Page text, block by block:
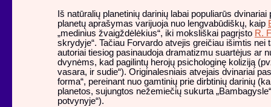
Iš natūralių planetinių darinių labai populiarūs dvinariai
planetų aprašymas varijuoja nuo lengvabūdiškų, kaip
„medinius žvaigždėlėkius“, iki moksliškai pagrįsto R.
skrydyje“. Tačiau Forvardo atvejis greičiau išimtis nei
autoriai tiesiog pasinaudoja dramatizmu suartėjus ar
dvynėms, kad pagilintų herojų psichologinę koliziją
vasara, ir sudie“). Originalesniais atvejais dvinariai
forma“, pereinant nuo gamtinių prie dirbtinių darinių
planetos, sujungtos nežemiečių sukurta
potvynyje“).